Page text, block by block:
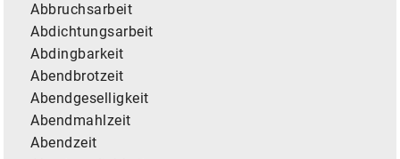
Abbruchsarbeit
Abdichtungsarbeit
Abdingbarkeit
Abendbrotzeit
Abendgeselligkeit
Abendmahlzeit
Abendzeit